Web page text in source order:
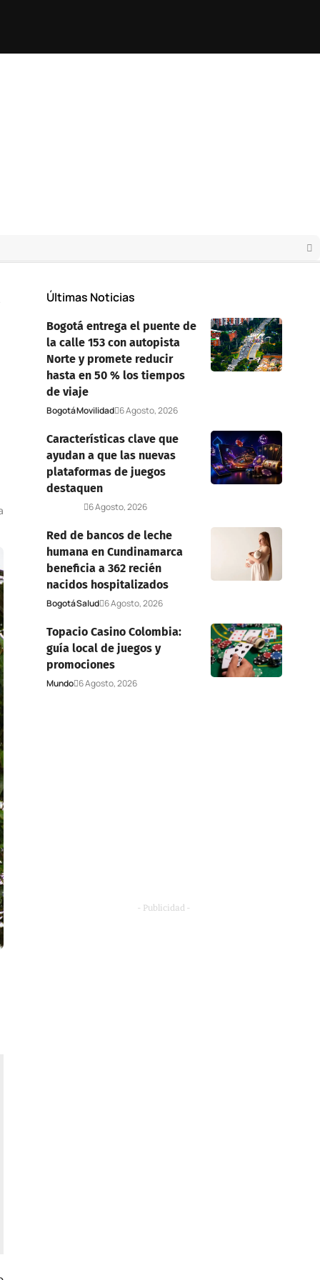
Últimas Noticias
Bogotá entrega el puente de
la calle 153 con autopista
Norte y promete reducir
hasta en 50 % los tiempos
de viaje
BogotáMovilidad 6 Agosto, 2026
Características clave que
ayudan a que las nuevas
plataformas de juegos
destaquen
6 Agosto, 2026
Red de bancos de leche
humana en Cundinamarca
beneficia a 362 recién
nacidos hospitalizados
BogotáSalud 6 Agosto, 2026
Topacio Casino Colombia:
guía local de juegos y
promociones
Mundo 6 Agosto, 2026
- Publicidad -